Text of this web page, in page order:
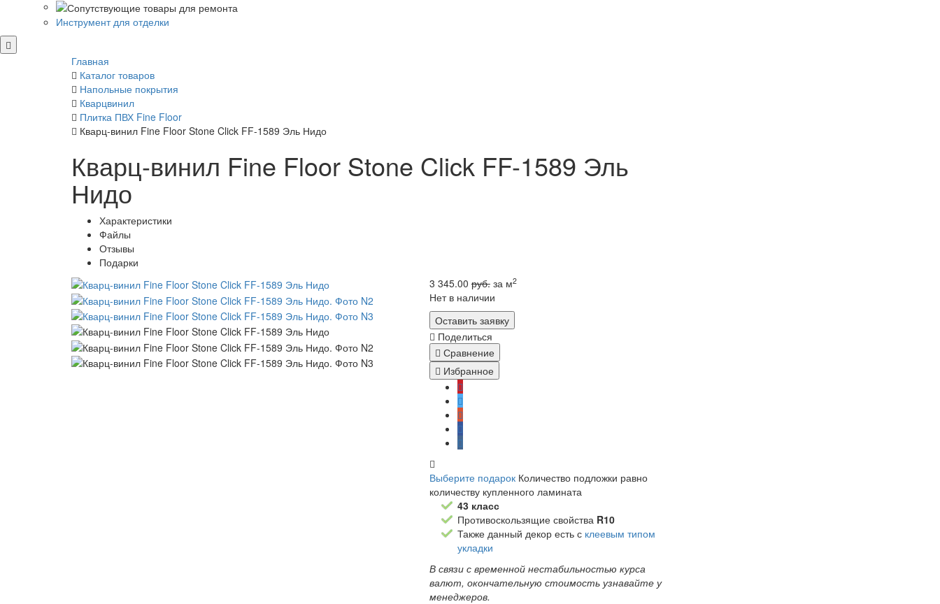
Инструмент для отделки
Главная
Каталог товаров
Напольные покрытия
Кварцвинил
Плитка ПВХ Fine Floor
Кварц-винил Fine Floor Stone Click FF-1589 Эль Нидо
Кварц-винил Fine Floor Stone Click FF-1589 Эль
Нидо
Характеристики
Файлы
Отзывы
Подарки
3 345.00руб.за м2
Нет в наличии
Оставить заявку
Поделиться
Сравнение
Избранное
Выберите подарок Количество подложки равно
количеству купленного ламината
43 класс
Противоскользящие свойства R10
Также данный декор есть с клеевым типом
укладки
В связи с временной нестабильностью курса
валют, окончательную стоимость узнавайте у
менеджеров.